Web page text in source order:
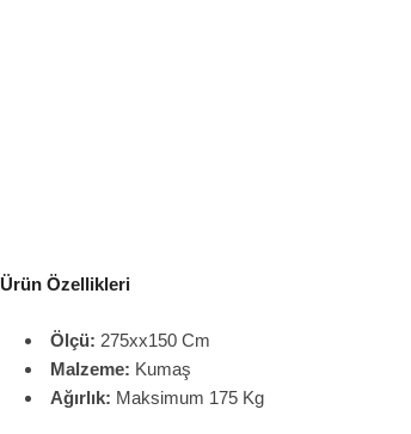
Ürün Özellikleri
Ölçü: 275xx150 Cm
Malzeme: Kumaş
Ağırlık: Maksimum 175 Kg